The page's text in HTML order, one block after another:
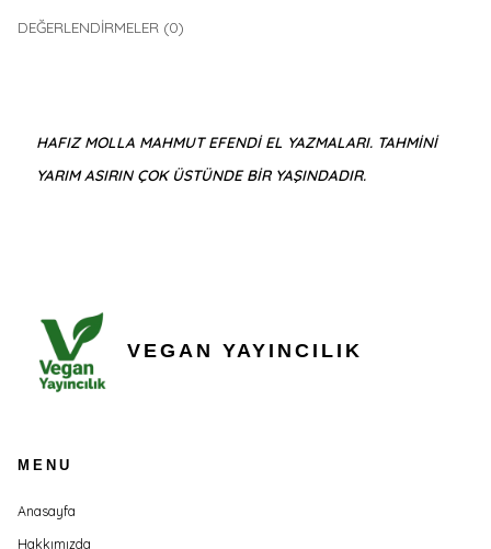
DEĞERLENDIRMELER (0)
HAFIZ MOLLA MAHMUT EFENDİ EL YAZMALARI. TAHMİNİ
YARIM ASIRIN ÇOK ÜSTÜNDE BİR YAŞINDADIR.
VEGAN YAYINCILIK
MENU
Anasayfa
Hakkımızda